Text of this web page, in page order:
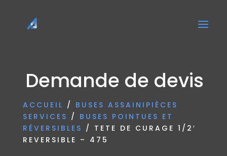
Demande de devis
ACCUEIL / BUSES ASSAINIPIÈCES
SERVICES / BUSES POINTUES ET
RÉVERSIBLES / TETE DE CURAGE 1/2′
REVERSIBLE – 475